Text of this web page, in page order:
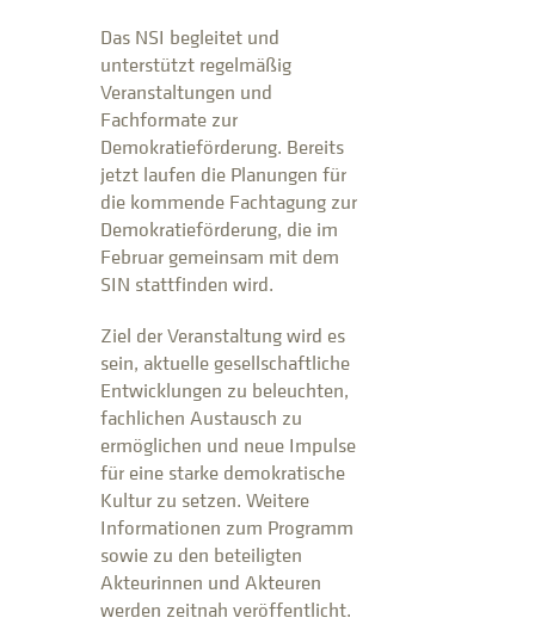
Das NSI begleitet und
unterstützt regelmäßig
Veranstaltungen und
Fachformate zur
Demokratieförderung. Bereits
jetzt laufen die Planungen für
die kommende Fachtagung zur
Demokratieförderung, die im
Februar gemeinsam mit dem
SIN stattfinden wird.
Ziel der Veranstaltung wird es
sein, aktuelle gesellschaftliche
Entwicklungen zu beleuchten,
fachlichen Austausch zu
ermöglichen und neue Impulse
für eine starke demokratische
Kultur zu setzen. Weitere
Informationen zum Programm
sowie zu den beteiligten
Akteurinnen und Akteuren
werden zeitnah veröffentlicht.